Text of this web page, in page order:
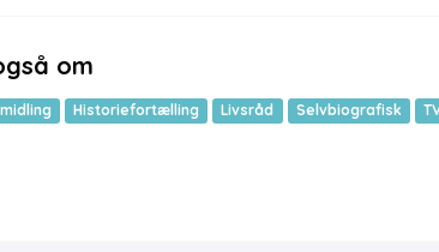
om
Historiefortælling Livsråd Selvbiografisk